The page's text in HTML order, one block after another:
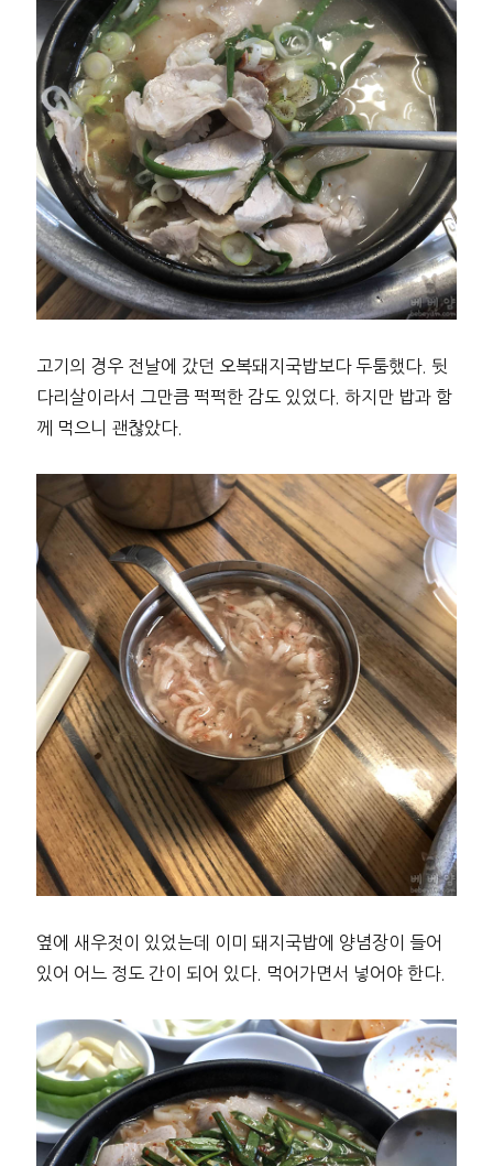
고기의 경우 전날에 갔던 오복돼지국밥보다 두툼했다. 뒷
다리살이라서 그만큼 퍽퍽한 감도 있었다. 하지만 밥과 함
께 먹으니 괜찮았다.
옆에 새우젓이 있었는데 이미 돼지국밥에 양념장이 들어
있어 어느 정도 간이 되어 있다. 먹어가면서 넣어야 한다.